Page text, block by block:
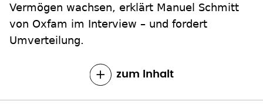
Vermögen wachsen, erklärt Manuel Schmitt
von Oxfam im Interview – und fordert
Umverteilung.
zum Inhalt